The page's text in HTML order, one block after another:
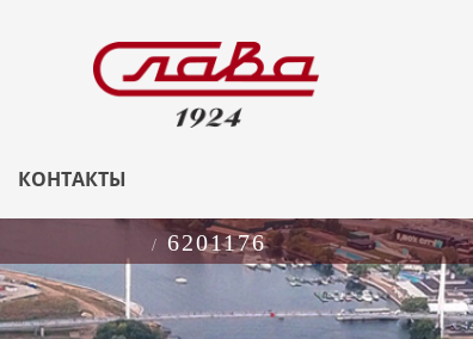
КОНТАКТЫ
6201176